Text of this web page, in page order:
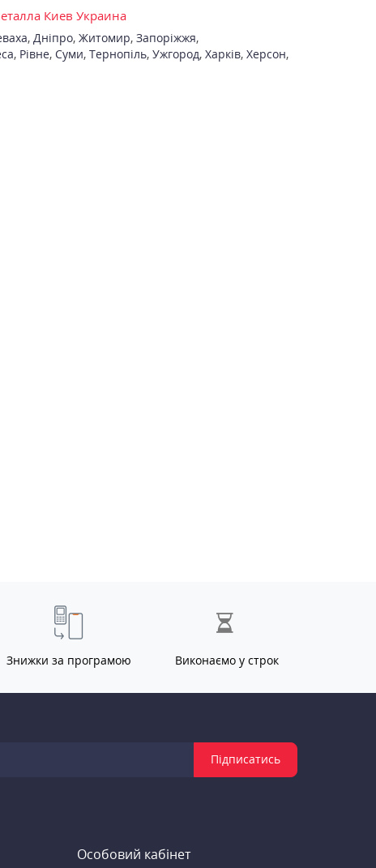
Киев Украина
, Дніпро, Житомир, Запоріжжя,
, Рівне, Суми, Тернопіль, Ужгород, Харків, Херсон,
Знижки за програмою Виконаємо у строк
Підписатись
Особовий кабінет